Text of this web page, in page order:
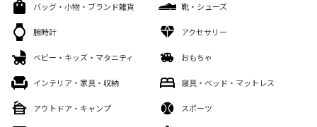
バッグ・小物・ブランド雑貨 靴・シューズ
腕時計 アクセサリー
ベビー・キッズ・マタニティ おもちゃ
インテリア・家具・収納 寝具・ベッド・マットレス
アウトドア・キャンプ スポーツ